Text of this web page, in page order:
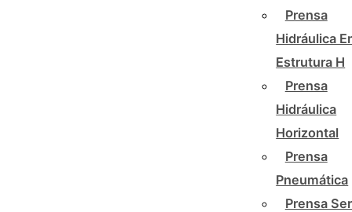
Prensa
Hidráulica
Estrutura H
Prensa
Hidráulica
Horizontal
Prensa
Pneumática
Prensa